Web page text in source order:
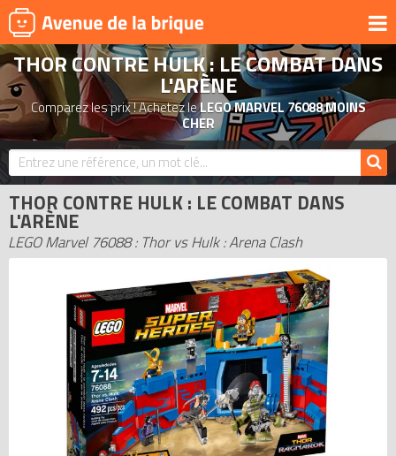
UNIVERS
PRODUITS DÉRIVÉS
NOUVEAUTÉS
LEGO 2026
BONS PLANS
ASSOCIATIONS DE FANS
EXPOSITIONS LEGO
LEGO LES PLUS CHERS
DERNIERS LEGO AJOUTÉS
THOR CONTRE HULK : LE COMBAT DANS
L'ARÈNE
Comparez les prix ! Achetez leLEGO MARVEL 76088 MOINS
CHER
THOR CONTRE HULK : LE COMBAT DANS
L'ARÈNE
LEGO Marvel 76088 : Thor vs Hulk : Arena Clash